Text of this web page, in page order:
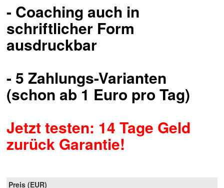
- Coaching auch in
schriftlicher Form
ausdruckbar
- 5 Zahlungs-Varianten
(schon ab 1 Euro pro Tag)
Jetzt testen: 14 Tage Geld
zurück Garantie!